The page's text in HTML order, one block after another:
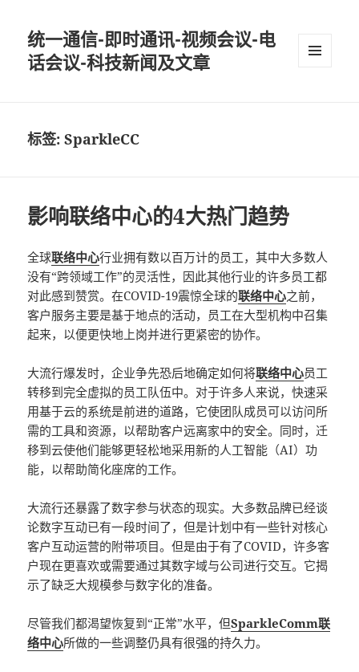
统一通信-即时通讯-视频会议-电
话会议-科技新闻及文章
标签: SparkleCC
影响联络中心的4大热门趋势
全球联络中心行业拥有数以百万计的员工，其中大多数人
没有“跨领域工作”的灵活性，因此其他行业的许多员工都
对此感到赞赏。在COVID-19震惊全球的联络中心之前，
客户服务主要是基于地点的活动，员工在大型机构中召集
起来，以便更快地上岗并进行更紧密的协作。
大流行爆发时，企业争先恐后地确定如何将联络中心员工
转移到完全虚拟的员工队伍中。对于许多人来说，快速采
用基于云的系统是前进的道路，它使团队成员可以访问所
需的工具和资源，以帮助客户远离家中的安全。同时，迁
移到云使他们能够更轻松地采用新的人工智能（AI）功
能，以帮助简化座席的工作。
大流行还暴露了数字参与状态的现实。大多数品牌已经谈
论数字互动已有一段时间了，但是计划中有一些针对核心
客户互动运营的附带项目。但是由于有了COVID，许多客
户现在更喜欢或需要通过其数字域与公司进行交互。它揭
示了缺乏大规模参与数字化的准备。
尽管我们都渴望恢复到“正常”水平，但SparkleComm联
络中心所做的一些调整仍具有很强的持久力。